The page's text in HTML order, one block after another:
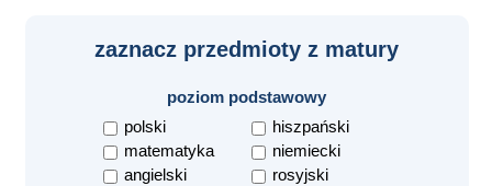
zaznacz przedmioty z matury
poziom podstawowy
polski
matematyka
angielski
hiszpański
niemiecki
rosyjski